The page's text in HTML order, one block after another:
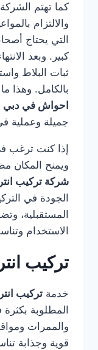
كما تهتم
والالتزام
التي يحتاج
كبير. وبعد
ثبات البلاط
بالكامل. وهذا
احواش في دبي
جميلة وعملية
إذا كنت ترغب
ويمنح المكان
شركة تركيب
الجودة في
المستقبلية،
الاستخدام
تركيب
خدمة تركيب
المطلوبة
والممرات
قوية وجذابة